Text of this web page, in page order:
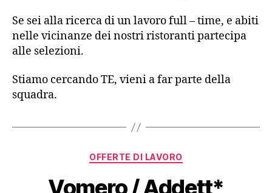
Se sei alla ricerca di un lavoro full – time, e abiti
nelle vicinanze dei nostri ristoranti partecipa
alle selezioni.
Stiamo cercando TE, vieni a far parte della
squadra.
OFFERTE DI LAVORO
Vomero / Addett*